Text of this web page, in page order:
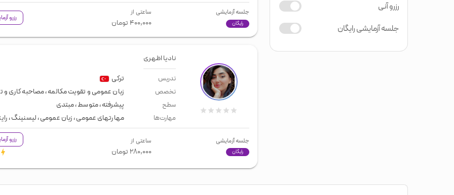
رزرو آنی
جلسه آزمایشی رایگان
جلسه آزمایشی
رایگان
ساعتی از
۴۰۰,۰۰۰ تومان رزرو
نادیا اظهری
تدریس ترکی
تخصص زبان عمومی و تقویت مکالمه،مصاحبه کاری و
سطح پیشرفته،متوسط،مبتدی
مهارت‌ها مهارتهای عمومی،زبان عمومی،لیسنینگ،
جلسه آزمایشی
رایگان
ساعتی از
۲۸۰,۰۰۰ تومان
رزرو